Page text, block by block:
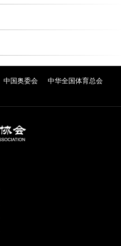
中国奥委会
中华全国体育总会